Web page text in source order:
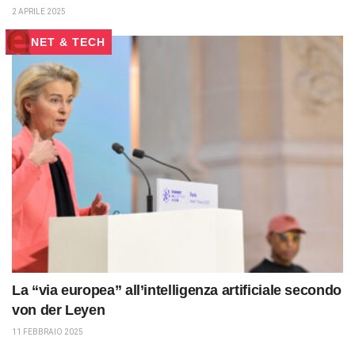
2 APRILE 2025
NET & TECH
La “via europea” all’intelligenza artificiale secondo
von der Leyen
11 FEBBRAIO 2025